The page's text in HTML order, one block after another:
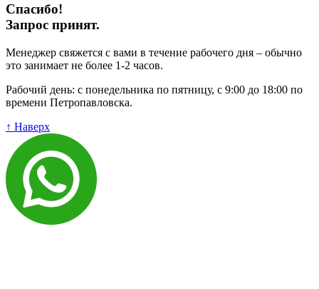
Спасибо!
Запрос принят.
Менеджер свяжется с вами в течение рабочего дня – обычно
это занимает не более 1-2 часов.
Рабочий день: с понедельника по пятницу, с 9:00 до 18:00 по
времени Петропавловска.
↑ Наверх